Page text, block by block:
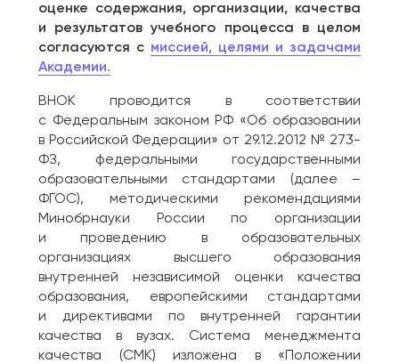
оценке содержания, организации, качества
и результатов учебного процесса в целом
согласуются с миссией, целями и задачами
Академии.
ВНОК проводится в соответствии
с Федеральным законом РФ «Об образовании
в Российской Федерации» от 29.12.2012 № 273-
ФЗ, федеральными государственными
образовательными стандартами (далее –
ФГОС), методическими рекомендациями
Минобрнауки России по организации
и проведению в образовательных
организациях высшего образования
внутренней независимой оценки качества
образования, европейскими стандартами
и директивами по внутренней гарантии
качества в вузах. Система менеджмента
качества (СМК) изложена в «Положении